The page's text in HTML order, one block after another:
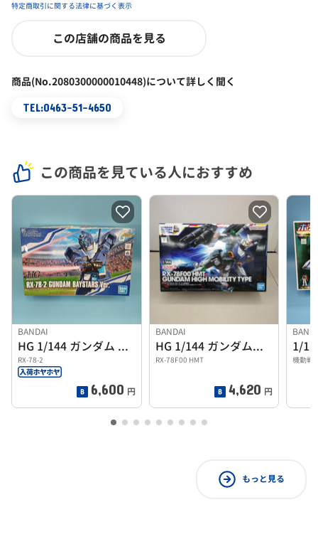
特定商取引に関する法律に基づく表示
この店舗の商品を見る
商品(No.2080300000010448)について詳しく聞く
TEL:0463-51-4650
この商品を見ている人におすすめ
BANDAI
HG 1/144 ガンダム ベイスターズバージョン
RX-78-2
6,600 円
BANDAI
HG 1/144 ガンダム高機動型
RX-78F00 HMT
4,620 円
機動戦
もっと見る